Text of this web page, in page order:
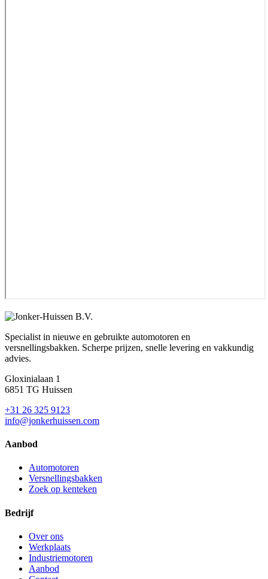
Specialist in nieuwe en gebruikte automotoren en
versnellingsbakken. Scherpe prijzen, snelle levering en vakkundig
advies.
Gloxinialaan 1
6851 TG Huissen
+31 26 325 9123
info@jonkerhuissen.com
Aanbod
Automotoren
Versnellingsbakken
Zoek op kenteken
Bedrijf
Over ons
Werkplaats
Industriemotoren
Aanbod